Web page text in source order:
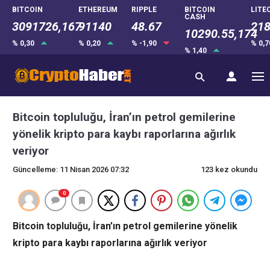
BITCOIN
3091726,167
% 0,30
ETHEREUM
91140
% 0,20
RIPPLE
48.67
% -1,90
BITCOIN
CASH
10290.55,174
% 1,40
%
Bitcoin topluluğu, İran’ın petrol gemilerine
yönelik kripto para kaybı raporlarına ağırlık
veriyor
Güncelleme: 11 Nisan 2026 07:32 123 kez okundu
0
Bitcoin topluluğu, İran’ın petrol gemilerine yönelik
kripto para kaybı raporlarına ağırlık veriyor